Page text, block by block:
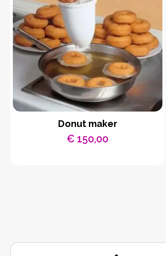
Donut maker
€ 150,00